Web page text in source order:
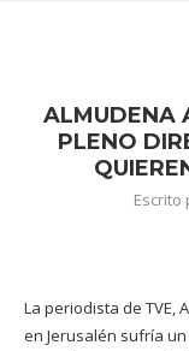
ALMUDENA
PLENO
Escrito
La periodista de TVE,
en Jerusalén sufría